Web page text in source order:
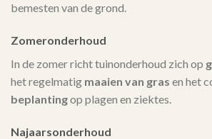
bemesten van de grond.
Zomeronderhoud
In de zomer richt tuinonderhoud zich op
het regelmatig maaien van gras en het
beplantingop plagen en ziektes.
Najaarsonderhoud